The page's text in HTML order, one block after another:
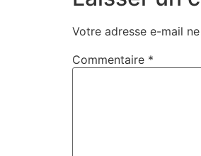
Votre adresse e-mail
Commentaire *